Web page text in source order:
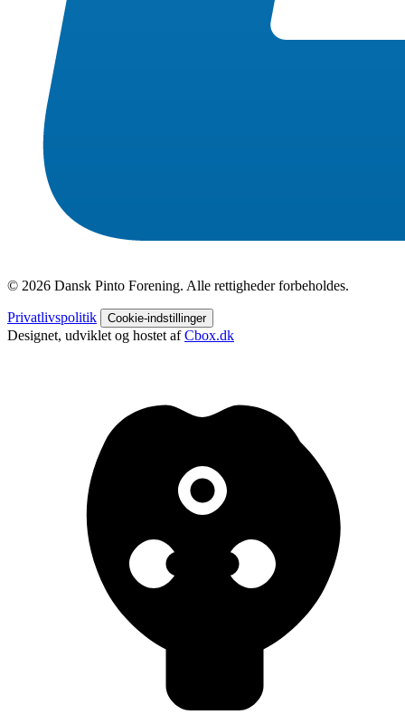
© 2026 Dansk Pinto Forening. Alle rettigheder forbeholdes.
Privatlivspolitik Cookie-indstillinger
Designet, udviklet og hostet afCbox.dk